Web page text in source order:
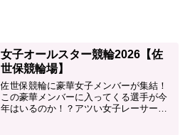
女子オールスター競輪2026【佐
世保競輪場】
佐世保競輪に豪華女子メンバーが集結！
この豪華メンバーに入ってくる選手が今
年はいるのか！？アツい女子レーサーの